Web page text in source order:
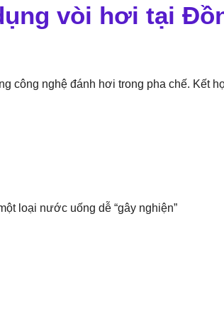
vòi hơi tại
công nghệ đánh hơi trong pha chế. Kết
loại nước uống dễ “gây nghiện”